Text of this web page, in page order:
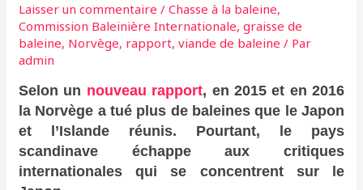
Laisser un commentaire /Chasse à la baleine,
Commission Baleinière Internationale,graisse de
baleine, Norvège, rapport,viande de baleine / Par
admin
Selon un nouveau rapport, en 2015 et en 2016
la Norvège a tué plus de baleines que le Japon
et l’Islande réunis. Pourtant, le pays
scandinave échappe aux critiques
internationales qui se concentrent sur le